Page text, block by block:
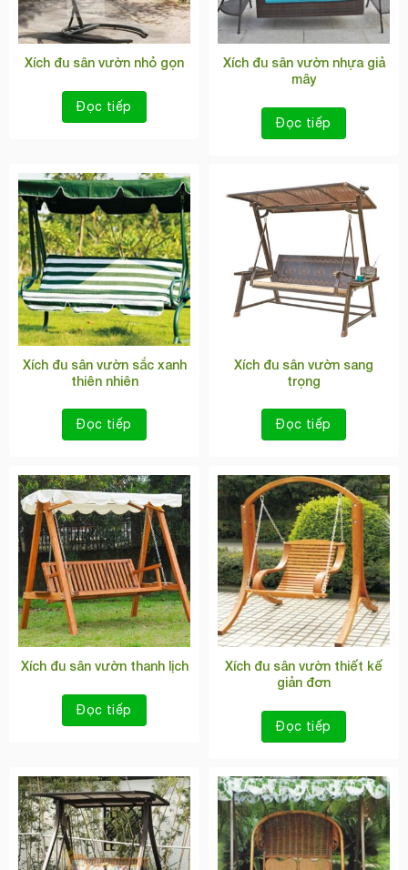
Xích đu sân vườn nhỏ gọn
Đọc tiếp
Xích đu sân vườn nhựa giả
mây
Đọc tiếp
Xích đu sân vườn sắc xanh
thiên nhiên
Đọc tiếp
Xích đu sân vườn sang
trọng
Đọc tiếp
Xích đu sân vườn thanh lịch
Đọc tiếp
Xích đu sân vườn thiết kế
giản đơn
Đọc tiếp